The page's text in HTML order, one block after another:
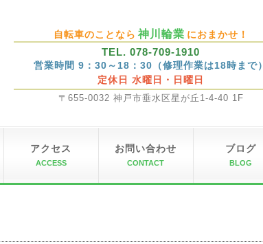
自転車のことなら 神川輪業 におまかせ！
TEL. 078-709-1910
営業時間 9：30～18：30（修理作業は18時まで）
定休日 水曜日・日曜日
〒655-0032 神戸市垂水区星が丘1-4-40 1F
アクセス
ACCESS
お問い合わせ
CONTACT
ブログ
BLOG